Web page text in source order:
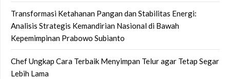
Transformasi Ketahanan Pangan dan Stabilitas Energi:
Analisis Strategis Kemandirian Nasional di Bawah
Kepemimpinan Prabowo Subianto
Chef Ungkap Cara Terbaik Menyimpan Telur agar Tetap Segar
Lebih Lama